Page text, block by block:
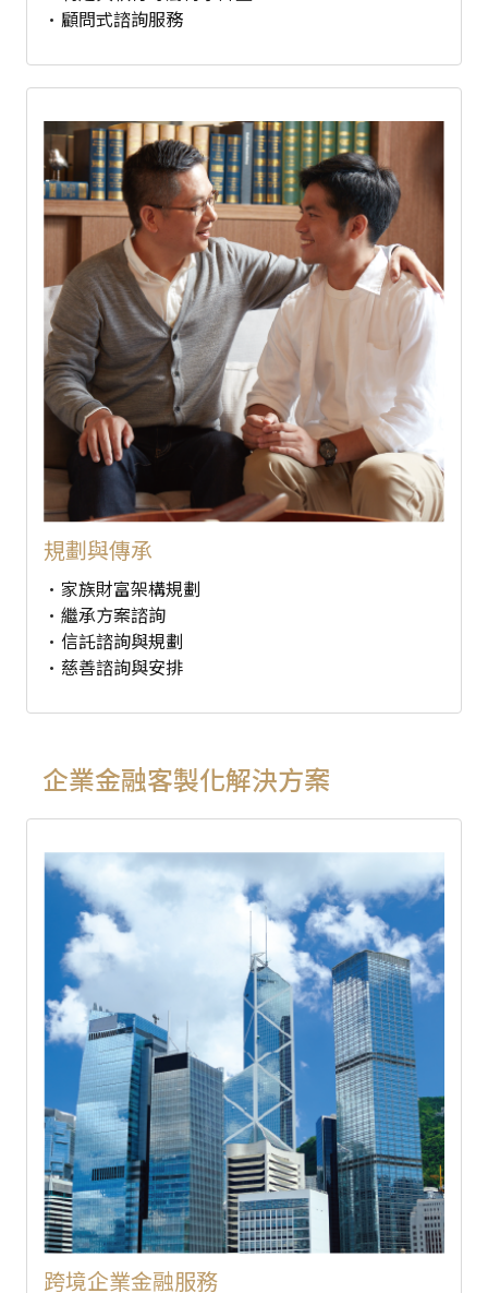
顧問式諮詢服務
規劃與傳承
家族財富架構規劃
繼承方案諮詢
信託諮詢與規劃
慈善諮詢與安排
企業金融客製化解決方案
跨境企業金融服務